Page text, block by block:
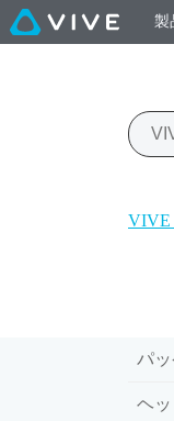
製
VIVE
パ
ヘッ